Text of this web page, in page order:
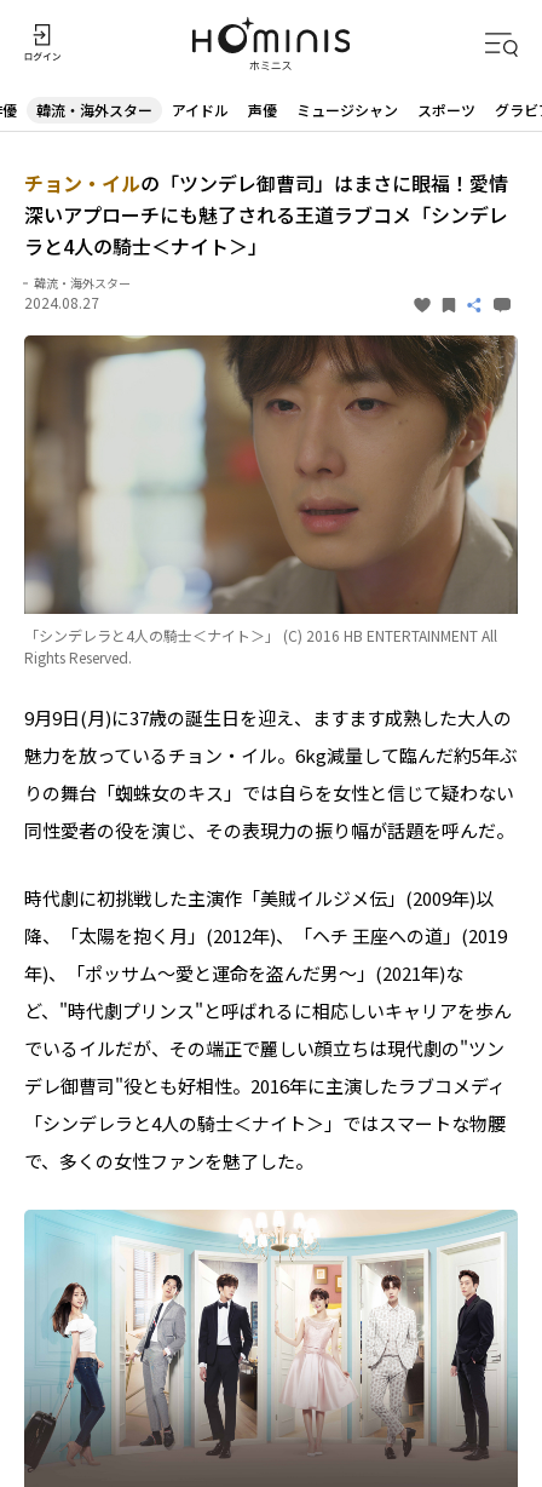
韓流・海外スター アイドル 声優 ミュージシャン スポーツ グラビ
チョン・イルの「ツンデレ御曹司」はまさに眼福！愛情
深いアプローチにも魅了される王道ラブコメ「シンデレ
ラと4人の騎士＜ナイト＞」
韓流・海外スター
2024.08.27
「シンデレラと4人の騎士＜ナイト＞」 (C) 2016 HB ENTERTAINMENT All
Rights Reserved.
9月9日(月)に37歳の誕生日を迎え、ますます成熟した大人の
魅力を放っているチョン・イル。6kg減量して臨んだ約5年ぶ
りの舞台「蜘蛛女のキス」では自らを女性と信じて疑わない
同性愛者の役を演じ、その表現力の振り幅が話題を呼んだ。
時代劇に初挑戦した主演作「美賊イルジメ伝」(2009年)以
降、「太陽を抱く月」(2012年)、「ヘチ 王座への道」(2019
年)、「ポッサム～愛と運命を盗んだ男～」(2021年)な
ど、"時代劇プリンス"と呼ばれるに相応しいキャリアを歩ん
でいるイルだが、その端正で麗しい顔立ちは現代劇の"ツン
デレ御曹司"役とも好相性。2016年に主演したラブコメディ
「シンデレラと4人の騎士＜ナイト＞」ではスマートな物腰
で、多くの女性ファンを魅了した。